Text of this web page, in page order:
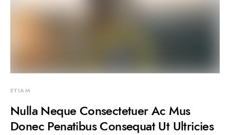
ETIAM
Nulla Neque Consectetuer Ac Mus
Donec Penatibus Consequat Ut Ultricies